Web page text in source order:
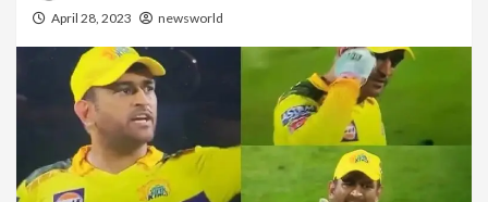
April 28, 2023 newsworld